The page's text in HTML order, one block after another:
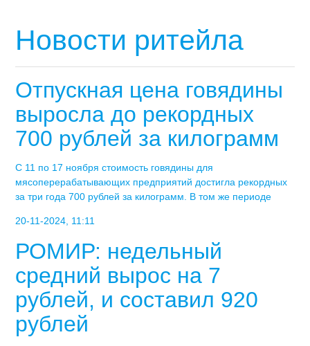
Новости ритейла
Отпускная цена говядины
выросла до рекордных
700 рублей за килограмм
С 11 по 17 ноября стоимость говядины для
мясоперерабатывающих предприятий достигла рекордных
за три года 700 рублей за килограмм. В том же периоде
20-11-2024, 11:11
РОМИР: недельный
средний вырос на 7
рублей, и составил 920
рублей